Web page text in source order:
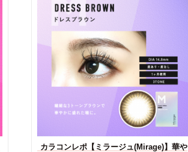
カラコンレポ【ミラージュ(Mirage)】華や